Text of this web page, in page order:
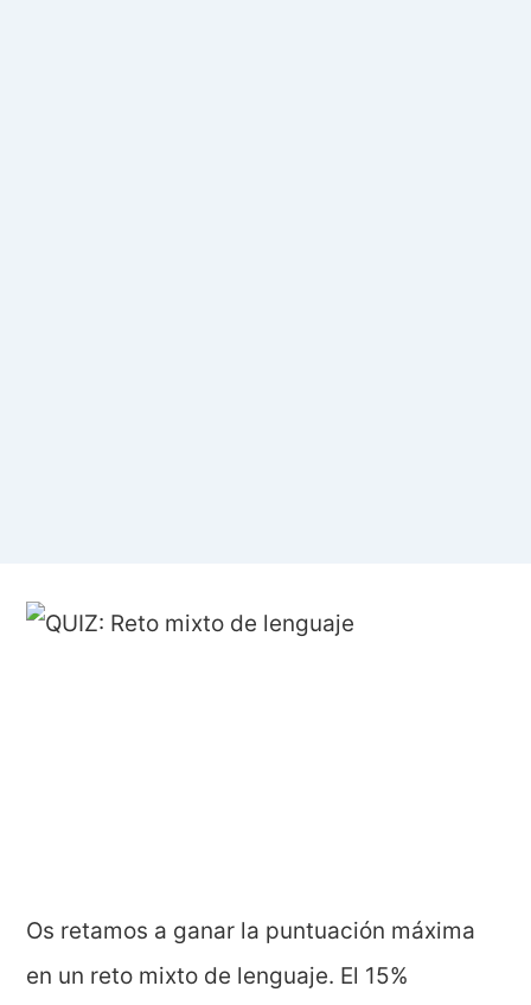
Os retamos a ganar la puntuación máxima
en un reto mixto de lenguaje. El 15%